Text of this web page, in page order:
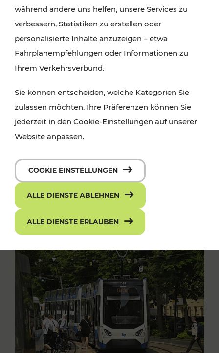
während andere uns helfen, unsere Services zu
verbessern, Statistiken zu erstellen oder
personalisierte Inhalte anzuzeigen – etwa
Fahrplanempfehlungen oder Informationen zu
Ihrem Verkehrsverbund.
Sie können entscheiden, welche Kategorien Sie
zulassen möchten. Ihre Präferenzen können Sie
jederzeit in den Cookie-Einstellungen auf unserer
Website anpassen.
COOKIE EINSTELLUNGEN
ALLE DIENSTE ABLEHNEN
ALLE DIENSTE ERLAUBEN